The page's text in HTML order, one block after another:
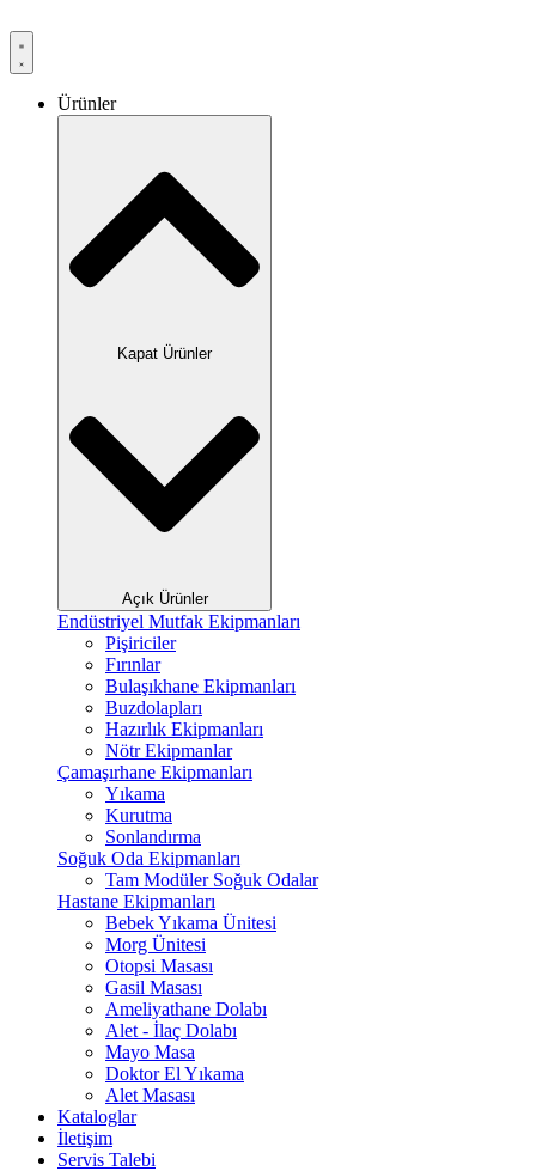
Ürünler
Kapat Ürünler
Açık Ürünler
Endüstriyel Mutfak Ekipmanları
Pişiriciler
Fırınlar
Bulaşıkhane Ekipmanları
Buzdolapları
Hazırlık Ekipmanları
Nötr Ekipmanlar
Çamaşırhane Ekipmanları
Yıkama
Kurutma
Sonlandırma
Soğuk Oda Ekipmanları
Tam Modüler Soğuk Odalar
Hastane Ekipmanları
Bebek Yıkama Ünitesi
Morg Ünitesi
Otopsi Masası
Gasil Masası
Ameliyathane Dolabı
Alet - İlaç Dolabı
Mayo Masa
Doktor El Yıkama
Alet Masası
Kataloglar
İletişim
Servis Talebi